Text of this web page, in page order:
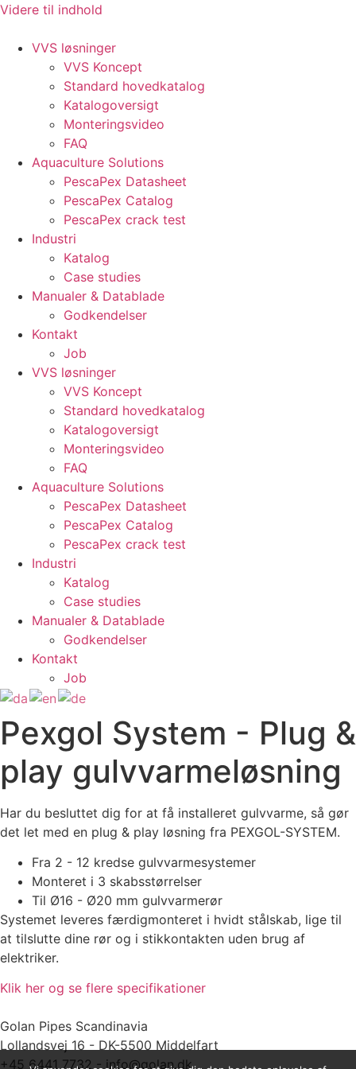
Videre til indhold
VVS løsninger
VVS Koncept
Standard hovedkatalog
Katalogoversigt
Monteringsvideo
FAQ
Aquaculture Solutions
PescaPex Datasheet
PescaPex Catalog
PescaPex crack test
Industri
Katalog
Case studies
Manualer & Datablade
Godkendelser
Kontakt
Job
VVS løsninger
VVS Koncept
Standard hovedkatalog
Katalogoversigt
Monteringsvideo
FAQ
Aquaculture Solutions
PescaPex Datasheet
PescaPex Catalog
PescaPex crack test
Industri
Katalog
Case studies
Manualer & Datablade
Godkendelser
Kontakt
Job
Pexgol System - Plug &
play gulvvarmeløsning
Har du besluttet dig for at få installeret gulvvarme, så gør
det let med en plug & play løsning fra PEXGOL-SYSTEM.
Fra 2 - 12 kredse gulvvarmesystemer
Monteret i 3 skabsstørrelser
Til Ø16 - Ø20 mm gulvvarmerør
Systemet leveres færdigmonteret i hvidt stålskab, lige til
at tilslutte dine rør og i stikkontakten uden brug af
elektriker.
Klik her og se flere specifikationer
Golan Pipes Scandinavia
Lollandsvej 16 - DK-5500 Middelfart
+45 6441 7732 - info@golan.dk